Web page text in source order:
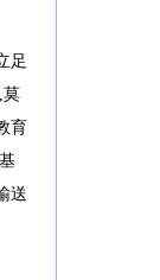
足
莫
育
送